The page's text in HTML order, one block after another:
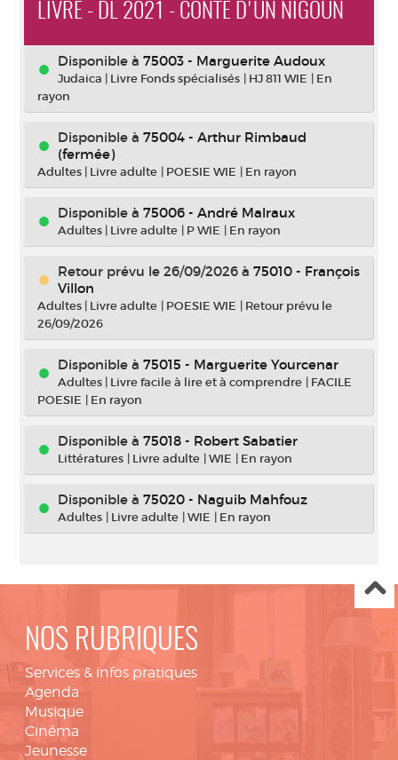
LIVRE - DL 2021 - CONTE D'UN NIGOUN
Disponible à 75003 - Marguerite Audoux
Judaica | Livre Fonds spécialisés | HJ 811 WIE | En
rayon
Disponible à 75004 - Arthur Rimbaud
(fermée)
Adultes | Livre adulte | POESIE WIE | En rayon
Disponible à 75006 - André Malraux
Adultes | Livre adulte | P WIE | En rayon
Retour prévu le 26/09/2026 à 75010 - François
Villon
Adultes | Livre adulte | POESIE WIE | Retour prévu le
26/09/2026
Disponible à 75015 - Marguerite Yourcenar
Adultes | Livre facile à lire et à comprendre | FACILE
POESIE | En rayon
Disponible à 75018 - Robert Sabatier
Littératures | Livre adulte |WIE | En rayon
Disponible à 75020 - Naguib Mahfouz
Adultes | Livre adulte |WIE | En rayon
NOS RUBRIQUES
Services & infos pratiques
Agenda
Musique
Cinéma
Jeunesse